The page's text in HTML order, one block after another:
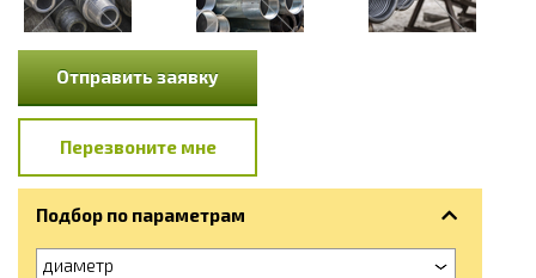
Отправить заявку
Перезвоните мне
Подбор по параметрам
диаметр